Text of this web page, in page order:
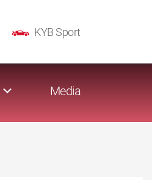
KYB Sport
Media